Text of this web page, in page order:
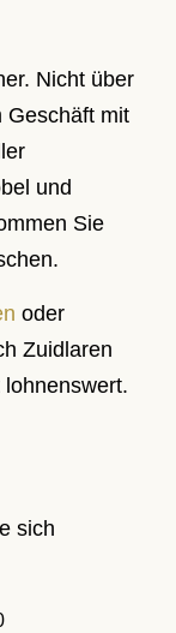
Nicht über
Geschäft mit
und
Sie
oder
Zuidlaren
sich